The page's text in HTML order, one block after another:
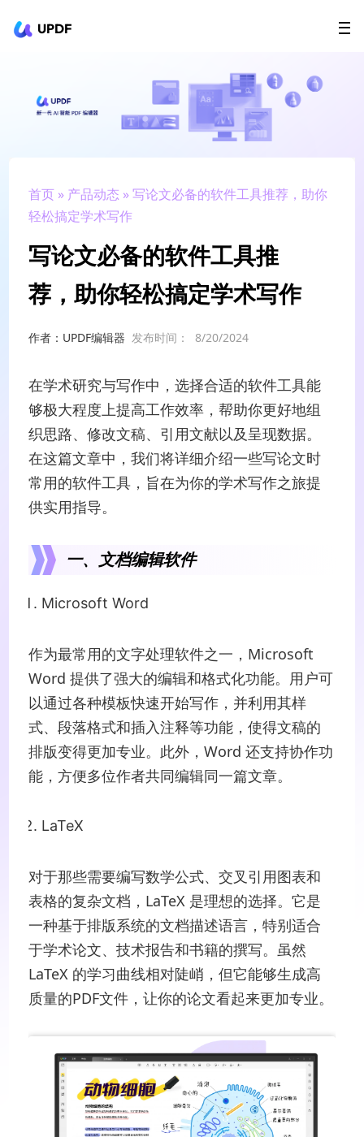
UPDF
AI Agents
政企采购
升级会员
首页 » 产品动态 » 写论文必备的软件工具推荐，助你
轻松搞定学术写作
写论文必备的软件工具推
荐，助你轻松搞定学术写作
作者：UPDF编辑器 发布时间： 8/20/2024
在学术研究与写作中，选择合适的软件工具能
够极大程度上提高工作效率，帮助你更好地组
织思路、修改文稿、引用文献以及呈现数据。
在这篇文章中，我们将详细介绍一些写论文时
常用的软件工具，旨在为你的学术写作之旅提
供实用指导。
一、文档编辑软件
Microsoft Word
作为最常用的文字处理软件之一，Microsoft
Word 提供了强大的编辑和格式化功能。用户可
以通过各种模板快速开始写作，并利用其样
式、段落格式和插入注释等功能，使得文稿的
排版变得更加专业。此外，Word 还支持协作功
能，方便多位作者共同编辑同一篇文章。
LaTeX
对于那些需要编写数学公式、交叉引用图表和
表格的复杂文档，LaTeX 是理想的选择。它是
一种基于排版系统的文档描述语言，特别适合
于学术论文、技术报告和书籍的撰写。虽然
LaTeX 的学习曲线相对陡峭，但它能够生成高
质量的PDF文件，让你的论文看起来更加专业。